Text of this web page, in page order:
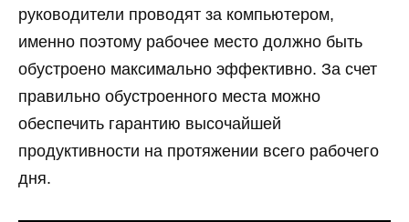
руководители проводят за компьютером,
именно поэтому рабочее место должно быть
обустроено максимально эффективно. За счет
правильно обустроенного места можно
обеспечить гарантию высочайшей
продуктивности на протяжении всего рабочего
дня.